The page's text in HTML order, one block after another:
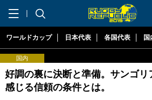
"
ワールドカップ 日本代表 各国代表 国
国内
好調の裏に決断と準備。サンゴリ
感じる信頼の条件とは。